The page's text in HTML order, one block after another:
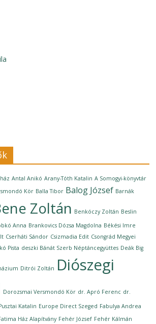
Antal Anikó Arany-Tóth Katalin A Somogyi-könyvtár
Kör Balla Tibor Balog József Barnák
Zoltán Benkóczy Zoltán Beslin
Anna Brankovics Dózsa Magdolna Békési Imre
Cserháti Sándor Csizmadia Edit Csongrád Megyei
Pista deszki Bánát Szerb Néptáncegyüttes Deák Big
Ditrói Zoltán Diószegi
Dorozsmai Versmondó Kör dr. Apró Ferenc dr.
Katalin Europe Direct Szeged Fabulya Andrea
Ház Alapítvány Fehér József Fehér Kálmán